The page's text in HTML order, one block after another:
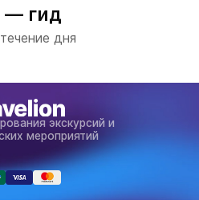
— гид
дня
экскурсий и
мероприятий